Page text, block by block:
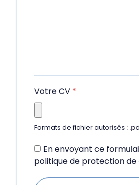
Votre CV *
Formats de fichier autorisés :
En envoyant ce
politique de protection de